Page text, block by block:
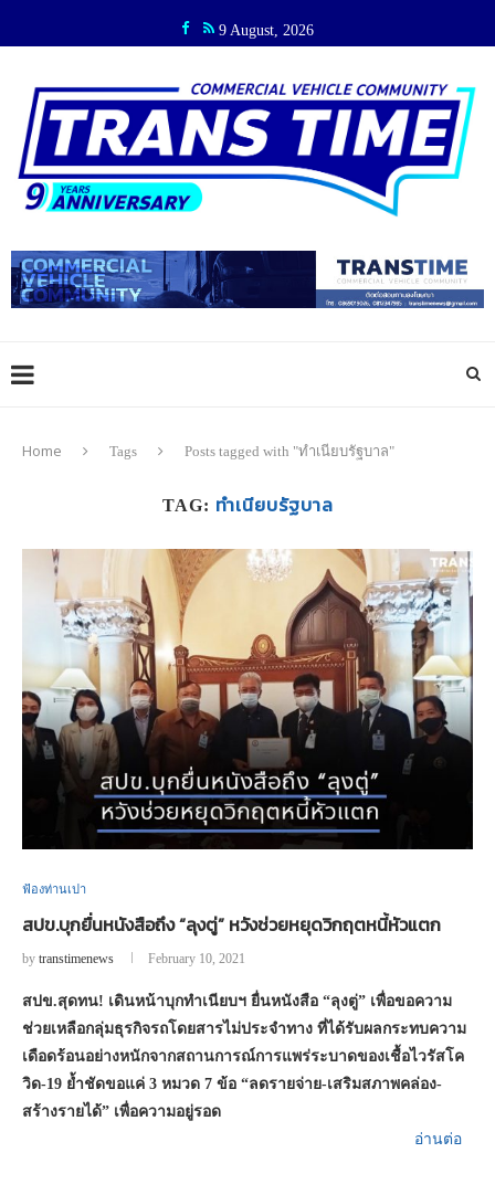
9 August, 2026
Home Tags Posts tagged with "ทำเนียบรัฐบาล"
TAG: ทำเนียบรัฐบาล
ฟ้องท่านเปา
สปข.บุกยื่นหนังสือถึง “ลุงตู่” หวังช่วยหยุดวิกฤตหนี้หัวแตก
by transtimenews February 10, 2021
สปข.สุดทน! เดินหน้าบุกทำเนียบฯ ยื่นหนังสือ “ลุงตู่” เพื่อขอความ
ช่วยเหลือกลุ่มธุรกิจรถโดยสารไม่ประจำทาง ที่ได้รับผลกระทบความ
เดือดร้อนอย่างหนักจากสถานการณ์การแพร่ระบาดของเชื้อไวรัสโค
วิด-19 ย้ำชัดขอแค่ 3 หมวด 7 ข้อ “ลดรายจ่าย-เสริมสภาพคล่อง-
สร้างรายได้” เพื่อความอยู่รอด
อ่านต่อ